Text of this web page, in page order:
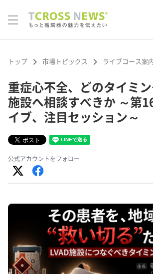
トップ keyboard_arrow_right 市場トピックス keyboard_arrow_right ライブコース案
重症心不全、どのタイミ
施設へ相談すべきか ～第
イブ、注目セッション～
公式アカウントをフォロー